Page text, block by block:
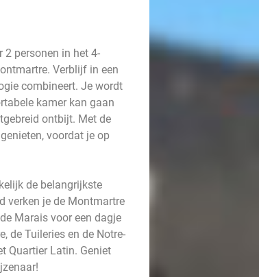
personen in het 4-
Verblijf in een
combineert. Je wordt
kamer kan gaan
ontbijt. Met de
voordat je op
de belangrijkste
verken je de Montmartre
Marais voor een dagje
de Tuileries en de Notre-
Quartier Latin. Geniet